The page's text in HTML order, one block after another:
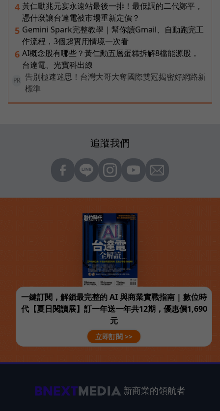
4 黃仁勳兆元宴永遠站最後一排！最低調的二代鄭平，
憑什麼讓台達電被市場重新定價？
5 Gemini Spark完整教學｜幫你讀Gmail、自動跑完工
作流程，3個超實用情境一次看
6 AI概念股有哪些？黃仁勳五層蛋糕拆解8檔能源股，
台達電、光寶科出線
PR
告別極速迷思！台灣大哥大奪國際雙冠揭密好網路新
標準
追蹤我們
一鍵訂閱，解鎖最完整的 AI 與商業實戰指南 | 數位時
代【夏日閱讀展】訂一年送一年共12期，優惠價1,690
元
立即訂閱 >>
新商業的領航者